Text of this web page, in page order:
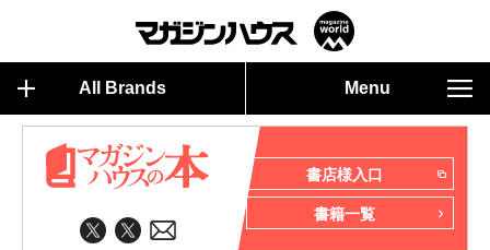
All Brands Menu
書店様入口
書籍一覧